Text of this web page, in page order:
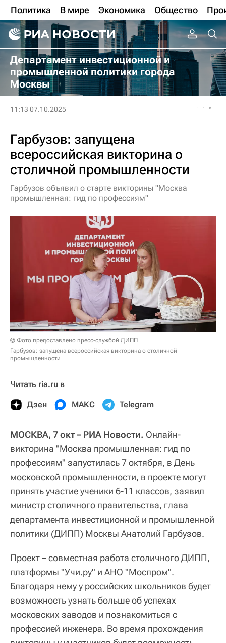
Политика В мире Экономика Общество
Департамент инвестиционной и
промышленной политики города
Москвы
11:13 07.10.2025
Гарбузов: запущена
всероссийская викторина о
столичной промышленности
Гарбузов объявил о старте викторины "Москва
промышленная: гид по профессиям"
© Фото предоставлено пресс-службой ДИПП
Гарбузов: запущена всероссийская викторина о столичной
промышленности
Читать ria.ru в
Дзен МАКС Telegram
МОСКВА, 7 окт – РИА Новости. Онлайн-
викторина "Москва промышленная: гид по
профессиям" запустилась 7 октября, в День
московской промышленности, в проекте могут
принять участие ученики 6-11 классов, заявил
министр столичного правительства, глава
департамента инвестиционной и промышленной
политики (ДИПП) Москвы Анатолий Гарбузов.
Проект – совместная работа столичного ДИПП,
платформы "Учи.ру" и АНО "Моспром".
Благодаря нему у российских школьников будет
возможность узнать больше об успехах
московских заводов и познакомиться с
профессией инженера. Во время прохождения